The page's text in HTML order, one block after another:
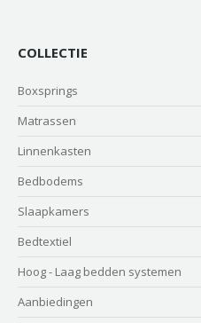
COLLECTIE
Boxsprings
Matrassen
Linnenkasten
Bedbodems
Slaapkamers
Bedtextiel
Hoog - Laag bedden systemen
Aanbiedingen